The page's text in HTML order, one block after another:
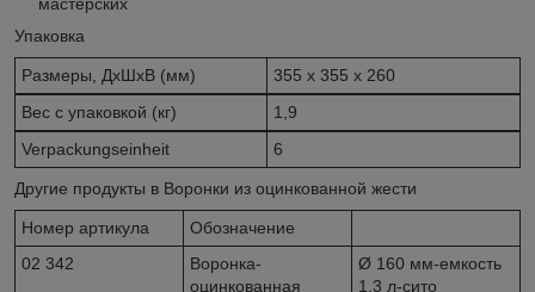
Упаковка
Размеры, ДхШхВ (мм)
355 x 355 x 260
Вес с упаковкой (кг)
1,9
Verpackungseinheit
6
Другие продукты в Воронки из оцинкованной жести
Номер артикула
Обозначение
02 342
Воронка-
оцинкованная
Ø 160 мм-емкость
1,3 л-сито